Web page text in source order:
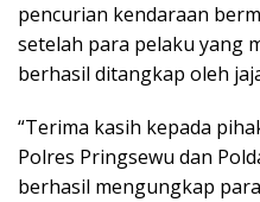
pencurian kendaraan
setelah para pelaku yang
berhasil ditangkap oleh
“Terima kasih kepada
Polres Pringsewu dan
berhasil mengungkap